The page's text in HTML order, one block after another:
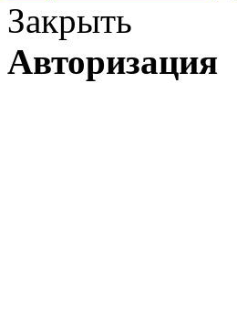
Закрыть
Авторизация